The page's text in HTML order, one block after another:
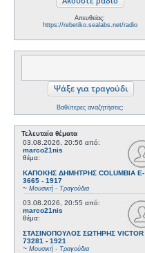
Απευθείας:
https://rebetiko.sealabs.net/radio
Βαθύτερες αναζητήσεις;
Τελευταία θέματα
03.08.2026, 20:56 από:
marco21nis
θέμα:
ΚΑΠΟΚΗΣ ΔΗΜΗΤΡΗΣ COLUMBIA E-
3665 - 1917
~ Μουσική - Τραγούδια
03.08.2026, 20:55 από:
marco21nis
θέμα:
ΣΤΑΣΙΝΟΠΟΥΛΟΣ ΣΩΤΗΡΗΣ VICTOR
73281 - 1921
~ Μουσική - Τραγούδια